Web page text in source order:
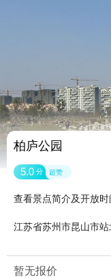
柏庐公园
5.0 分 超赞
查看景点简介及开放时
江苏省苏州市昆山市
暂无报价